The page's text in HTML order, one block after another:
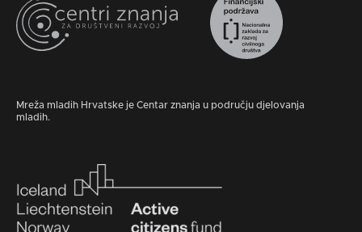
Mreža mladih Hrvatske je Centar znanja u području djelovanja
mladih.